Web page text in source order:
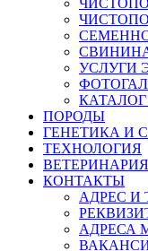
УСЛУГИ
ПОРОДЫ
ГЕНЕТИКА И
ТЕХНОЛОГИЯ
ВЕТЕРИНАРИЯ
КОНТАКТЫ
АДРЕС И
АДРЕСА